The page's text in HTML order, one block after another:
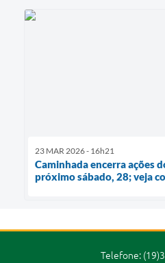
23 MAR 2026 - 16h21
Caminhada encerra ações
próximo sábado, 28; veja
Telefone: